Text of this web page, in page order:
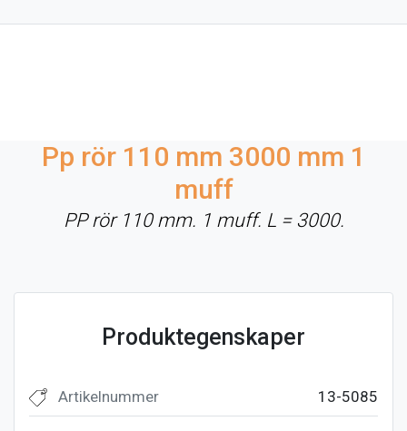
Pp rör 110 mm 3000 mm 1
muff
PP rör 110 mm. 1 muff. L = 3000.
Produktegenskaper
13-5085
Artikelnummer